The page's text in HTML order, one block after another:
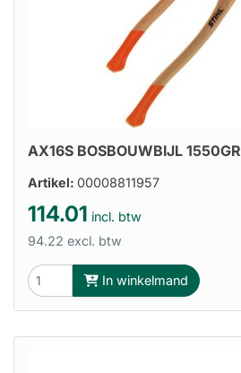
AX16S BOSBOUWBIJL 1550GR
Artikel: 00008811957
114.01 incl. btw
94.22 excl. btw
In winkelmand